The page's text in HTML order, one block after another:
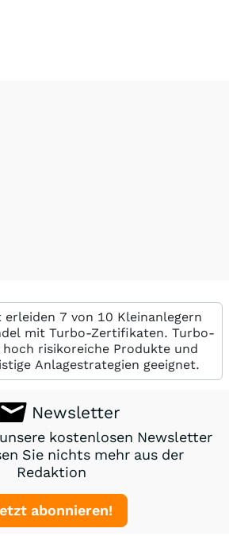
7 von 10 Kleinanlegern
mit Turbo-Zertifikaten. Turbo-
risikoreiche Produkte und
Anlagestrategien geeignet.
Newsletter
kostenlosen Newsletter
Sie nichts mehr aus der
Redaktion
abonnieren!